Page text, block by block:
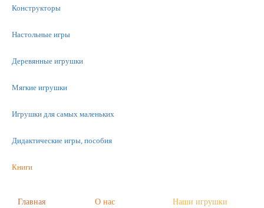
Конструкторы
Настольные игры
Деревянные игрушки
Мягкие игрушки
Игрушки для самых маленьких
Дидактические игры, пособия
Книги
Главная
О нас Наши игрушки